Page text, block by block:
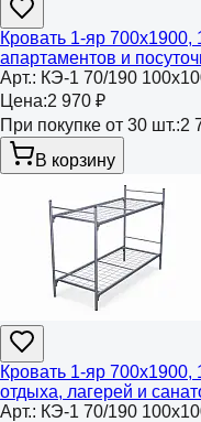
Кровать 1-яр 700х1900,
апартаментов и
Арт.: КЭ-1 70/190
Цена:2 970 ₽
При покупке от 30 шт.:2
В корзину
Кровать 1-яр 700х1900,
отдыха, лагерей и
Арт.: КЭ-1 70/190